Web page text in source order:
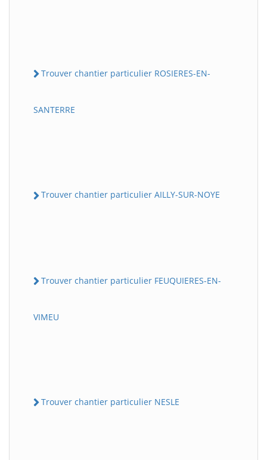
Trouver chantier particulier ROSIERES-EN-
SANTERRE
Trouver chantier particulier AILLY-SUR-NOYE
Trouver chantier particulier FEUQUIERES-EN-
VIMEU
Trouver chantier particulier NESLE